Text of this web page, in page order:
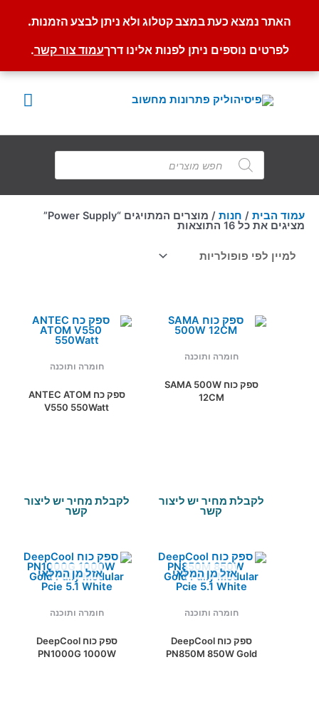
האתר נמצא כעת במצב קטלוג ולא ניתן לבצע הזמנות.
לפרטים נוספים ניתן לפנות אלינו דרךעמוד צור קשר.
דילוג
Products
search
עמוד הבית / חנות / מוצרים המתויגים “Power Supply”
מציגים את כל ⁦16⁩ התוצאות ממוין
חומרה ותוכנה
ספק כוח SAMA 500W
12CM
לקבלת מחיר יש ליצור
קשר
חומרה ותוכנה
ספק כח ANTEC ATOM
V550 550Watt
לקבלת מחיר יש ליצור
קשר
אזל מן המלאי
חומרה ותוכנה
ספק כוח DeepCool
PN850M 850W Gold
אזל מן המלאי
חומרה ותוכנה
ספק כוח DeepCool
PN1000G 1000W